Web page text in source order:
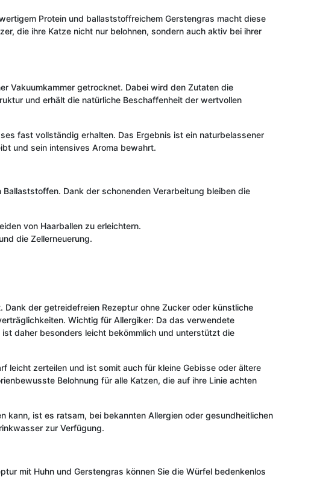
Protein und ballaststoffreichem Gerstengras macht diese
die ihre Katze nicht nur belohnen, sondern auch aktiv bei ihrer
Vakuumkammer getrocknet. Dabei wird den Zutaten die
und erhält die natürliche Beschaffenheit der wertvollen
fast vollständig erhalten. Das Ergebnis ist ein naturbelassener
und sein intensives Aroma bewahrt.
Dank der schonenden Verarbeitung bleiben die
von Haarballen zu erleichtern.
die Zellerneuerung.
der getreidefreien Rezeptur ohne Zucker oder künstliche
Wichtig für Allergiker: Da das verwendete
daher besonders leicht bekömmlich und unterstützt die
leicht zerteilen und ist somit auch für kleine Gebisse oder ältere
Belohnung für alle Katzen, die auf ihre Linie achten
kann, ist es ratsam, bei bekannten Allergien oder gesundheitlichen
zur Verfügung.
mit Huhn und Gerstengras können Sie die Würfel bedenkenlos